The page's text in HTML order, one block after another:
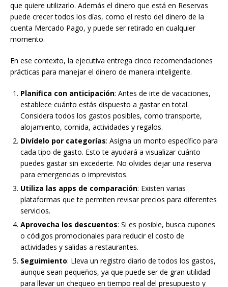
que quiere utilizarlo. Además el dinero que está en Reservas
puede crecer todos los días, como el resto del dinero de la
cuenta Mercado Pago, y puede ser retirado en cualquier
momento.
En ese contexto, la ejecutiva entrega cinco recomendaciones
prácticas para manejar el dinero de manera inteligente.
Planifica con anticipación: Antes de irte de vacaciones,
establece cuánto estás dispuesto a gastar en total.
Considera todos los gastos posibles, como transporte,
alojamiento, comida, actividades y regalos.
Divídelo por categorías: Asigna un monto específico para
cada tipo de gasto. Esto te ayudará a visualizar cuánto
puedes gastar sin excederte. No olvides dejar una reserva
para emergencias o imprevistos.
Utiliza las apps de comparación: Existen varias
plataformas que te permiten revisar precios para diferentes
servicios.
Aprovecha los descuentos: Si es posible, busca cupones
o códigos promocionales para reducir el costo de
actividades y salidas a restaurantes.
Seguimiento: Lleva un registro diario de todos los gastos,
aunque sean pequeños, ya que puede ser de gran utilidad
para llevar un chequeo en tiempo real del presupuesto y